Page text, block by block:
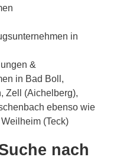
in
&
in Bad Boll,
Zell (Aichelberg),
ebenso wie
(Teck)
nach